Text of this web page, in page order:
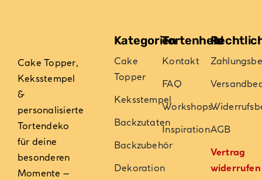
Cake Topper,
Keksstempel
&
personalisierte
Tortendeko
für deine
besonderen
Momente –
Kategorien
Cake
Topper
Keksstempel
Backzutaten
Backzubehör
Dekoration
Tortenheld
Kontakt
FAQ
Workshops
InspirationAGB
Vertrag
widerrufen